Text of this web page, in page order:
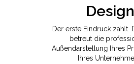
Design
Der erste Eindruck zählt.
betreut die
Außendarstellung Ihres
Ihres